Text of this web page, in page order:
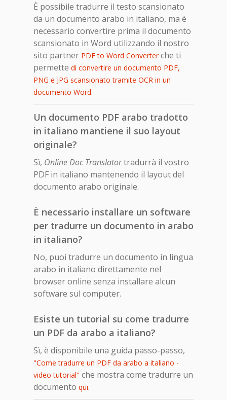
È possibile tradurre il testo scansionato
da un documento arabo in italiano, ma è
necessario convertire prima il documento
scansionato in Word utilizzando il nostro
sito partner PDF to Word Converterche ti
permette di convertire un documento PDF,
PNG e JPG scansionato tramite OCR in un
documento Word.
Un documento PDF arabo tradotto
in italiano mantiene il suo layout
originale?
Sì, Online Doc Translatortradurrà il vostro
PDF in italiano mantenendo il layout del
documento arabo originale.
È necessario installare un software
per tradurre un documento in arabo
in italiano?
No, puoi tradurre un documento in lingua
arabo in italiano direttamente nel
browser online senza installare alcun
software sul computer.
Esiste un tutorial su come tradurre
un PDF da arabo a italiano?
Sì, è disponibile una guida passo-passo,
"Come tradurre un PDF da arabo a italiano -
video tutorial" che mostra come tradurre un
documento qui.